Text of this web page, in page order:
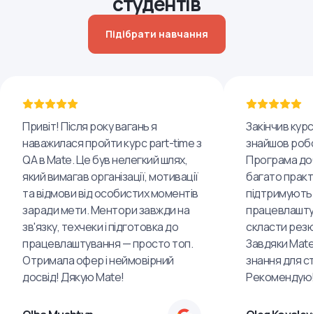
Підібрати навчання
Привіт! Після року вагань я
наважилася пройти курс part-time з
QA в Mate. Це був нелегкий шлях,
який вимагав організації, мотивації
та відмови від особистих моментів
заради мети. Ментори завжди на
зв'язку, техчеки і підготовка до
працевлаштування — просто топ.
Отримала офер і неймовірний
досвід! Дякую Mate!
Закінчив
знайшов
Програма
багато
скласти
Завдяки
знання для